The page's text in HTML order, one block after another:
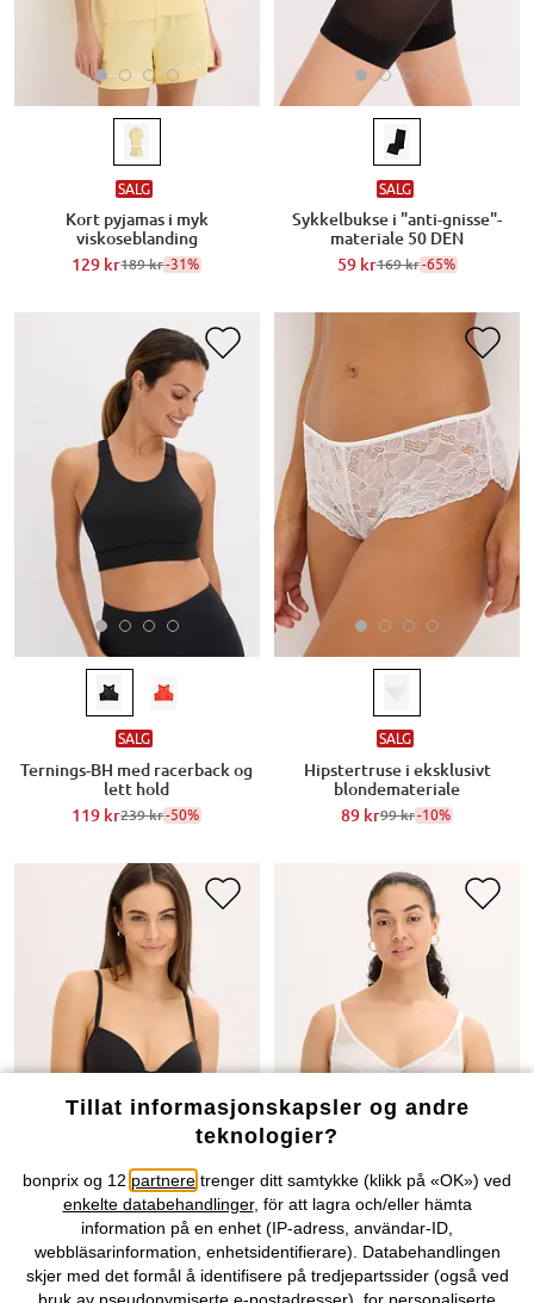
SALG
Kort pyjamas i myk
viskoseblanding
129 kr189 kr-31%
SALG
Sykkelbukse i "anti-gnisse"-
materiale 50 DEN
59 kr169 kr-65%
SALG
Ternings-BH med racerback og
lett hold
119 kr239 kr-50%
SALG
Hipstertruse i eksklusivt
blondemateriale
89 kr99 kr-10%
Tillat informasjonskapsler og andre
teknologier?
bonprix og 12 partnere trenger ditt samtykke (klikk på «OK») ved
enkelte databehandlinger, för att lagra och/eller hämta
information på en enhet (IP-adress, användar-ID,
webbläsarinformation, enhetsidentifierare). Databehandlingen
skjer med det formål å identifisere på tredjepartssider (også ved